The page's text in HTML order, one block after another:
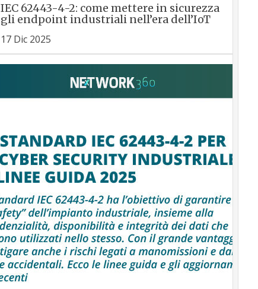
IEC 62443-4-2: come mettere in sicurezza
gli endpoint industriali nell’era dell’IoT
17 Dic 2025